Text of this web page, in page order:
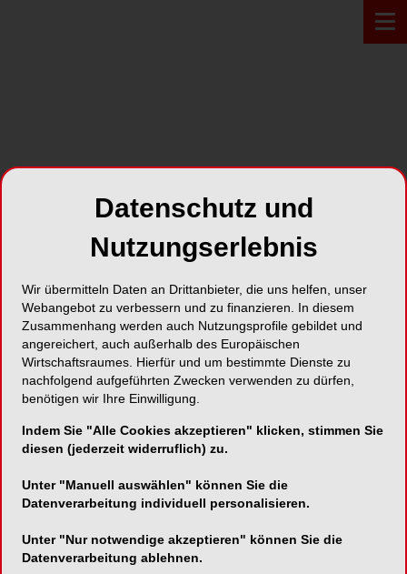
PROFIL*
PX DENTAL SA
Champs-Montants 16a
2074 Marin
Karte
Telefon:
+41 32 924 21 20
Datenschutz und
Nutzungserlebnis
Wir übermitteln Daten an Drittanbieter, die uns helfen, unser
Webangebot zu verbessern und zu finanzieren. In diesem
Zusammenhang werden auch Nutzungsprofile gebildet und
angereichert, auch außerhalb des Europäischen
Wirtschaftsraumes. Hierfür und um bestimmte Dienste zu
nachfolgend aufgeführten Zwecken verwenden zu dürfen,
benötigen wir Ihre Einwilligung.
Indem Sie "Alle Cookies akzeptieren" klicken, stimmen Sie
diesen (jederzeit widerruflich) zu.
Unter "Manuell auswählen" können Sie die
Datenverarbeitung individuell personalisieren.
Unter "Nur notwendige akzeptieren" können Sie die
Datenverarbeitung ablehnen.